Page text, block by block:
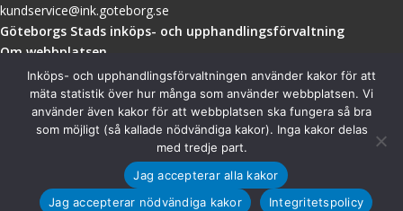
kundservice@ink.goteborg.se
Göteborgs Stads inköps- och upphandlingsförvaltning(öppnas
nytt
fönster)
Om webbplatsen
Tillgänglighetsredogörelse
Besöksadress
Göteborgs Stads inköps- och upphandlingsförvaltning
411 18 Göteborg
Inköps- och upphandlingsförvaltningen använder kakor för att
mäta statistik över hur många som använder webbplatsen. Vi
använder även kakor för att webbplatsen ska fungera så bra
som möjligt (så kallade nödvändiga kakor). Inga kakor delas
med tredje part.
Jag accepterar alla kakor
Jag accepterar nödvändiga kakor
Integritetspolicy